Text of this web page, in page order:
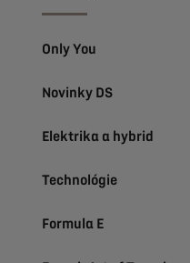
Only You
Novinky DS
Elektrika a hybrid
Technológie
Formula E